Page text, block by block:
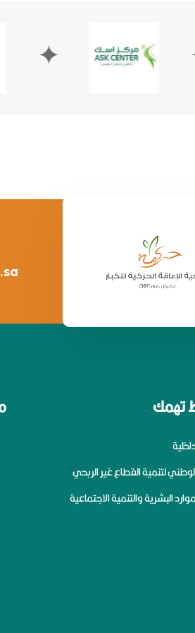
✦
تهمك
لتنمية القطاع غير الربحي
البشرية والتنمية الاجتماعية